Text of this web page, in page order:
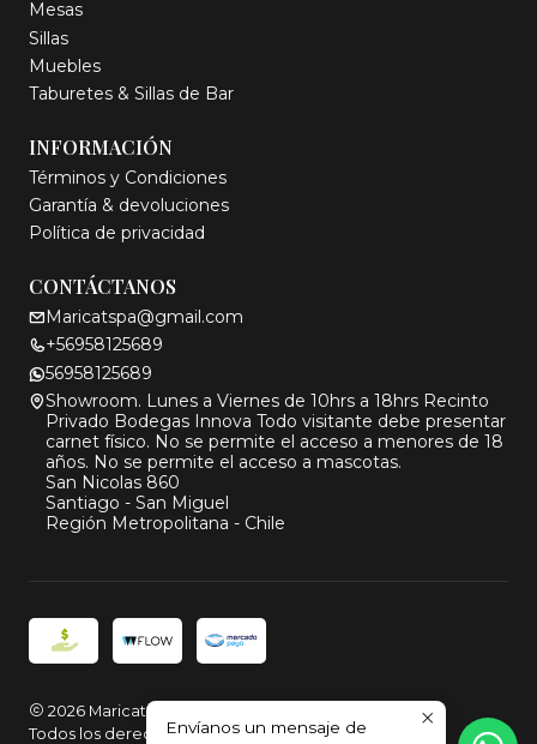
Mesas
Sillas
Muebles
Taburetes & Sillas de Bar
INFORMACIÓN
Términos y Condiciones
Garantía & devoluciones
Política de privacidad
CONTÁCTANOS
Maricatspa@gmail.com
+56958125689
56958125689
Showroom. Lunes a Viernes de 10hrs a 18hrs Recinto
Privado Bodegas Innova Todo visitante debe presentar
carnet físico. No se permite el acceso a menores de 18
años. No se permite el acceso a mascotas.
San Nicolas 860
Santiago - San Miguel
Región Metropolitana - Chile
2026 Maricat.
Todos los derechos reservados. Desarrollado por
Envíanos un mensaje de